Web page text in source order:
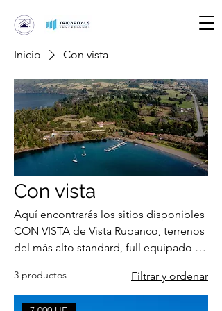
Inicio Con vista
Con vista
Aquí encontrarás los sitios disponibles
CON VISTA de Vista Rupanco, terrenos
del más alto standard, full equipado y
pádel etc. Puedes hacer tu reserva
online congelando precio y dejándola
3 productos Filtrar y ordenar